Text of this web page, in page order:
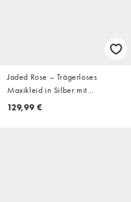
Jaded Rose – Trägerloses
Maxikleid in Silber mit
Herzausschnitt und Schultertuch-
129,99 €